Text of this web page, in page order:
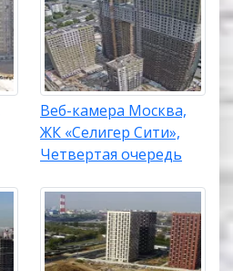
Веб-камера Москва,
ЖК «Селигер Сити»,
Четвертая очередь